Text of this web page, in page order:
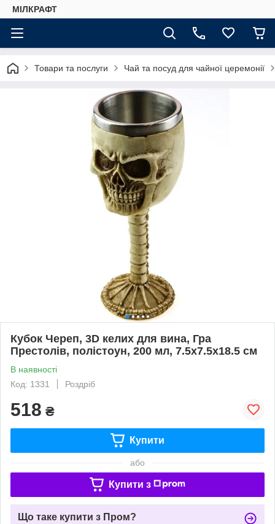
МІЛКРАФТ
Товари та послуги Чай та посуд для чайної церемонії
Кубок Череп, 3D келих для вина, Гра
Престолів, полістоун, 200 мл, 7.5х7.5х18.5 см
В наявності
Код: 1331
Роздріб
518 ₴
Купити
або
Купити з
Що таке купити з Пром?